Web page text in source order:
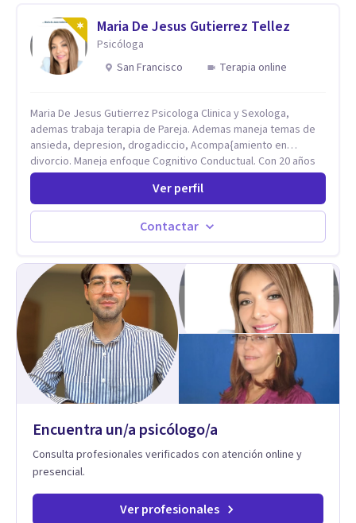
investigo. Siempre en la búsqueda de ser un mejor
profesional.
Maria De Jesus Gutierrez Tellez
Psicóloga
San Francisco
Terapia online
Maria De Jesus Gutierrez Psicologa Clinica y Sexologa,
ademas trabaja terapia de Pareja. Ademas maneja temas de
ansieda, depresion, drogadiccio, Acompa{amiento en
divorcio. Maneja enfoque Cognitivo Conductual. Con 20 años
de experiencia, constantemente capacitandose en las
diferntes areas de la Salud Mental.
Ver perfil
Contactar
Encuentra un/a psicólogo/a
Consulta profesionales verificados con atención online y
presencial.
Ver profesionales